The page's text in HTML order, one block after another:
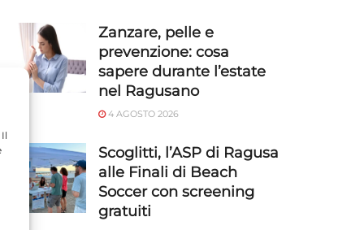
Zanzare, pelle e
prevenzione: cosa
sapere durante l’estate
nel Ragusano
4 AGOSTO 2026
Scoglitti, l’ASP di Ragusa
alle Finali di Beach
Soccer con screening
gratuiti